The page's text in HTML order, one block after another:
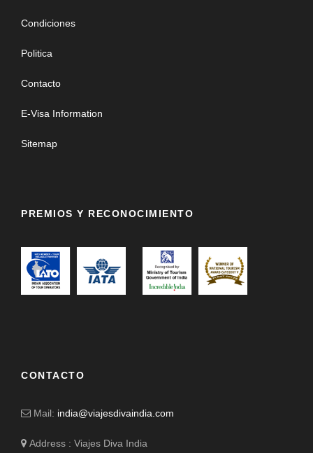
Condiciones
Politica
Contacto
E-Visa Information
Sitemap
PREMIOS Y RECONOCIMIENTO
CONTACTO
Mail: india@viajesdivaindia.com
Address : Viajes Diva India